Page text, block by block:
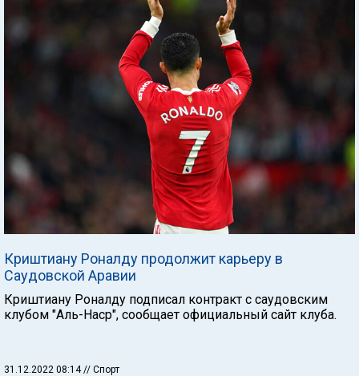
Криштиану Роналду продолжит карьеру в
Саудовской Аравии
Криштиану Роналду подписал контракт с саудовским
клубом "Аль-Наср", сообщает официальный сайт клуба.
31.12.2022 08:14// Спорт